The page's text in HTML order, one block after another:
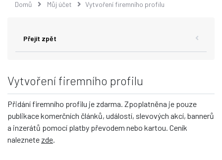
Domů Můj účet Vytvoření firemního profilu
Přejít zpět
Vytvoření firemního profilu
Přidání firemního profilu je zdarma. Zpoplatněna je pouze
publikace komerčních článků, událostí, slevových akcí, bannerů
a inzerátů pomocí platby převodem nebo kartou. Ceník
naleznete zde